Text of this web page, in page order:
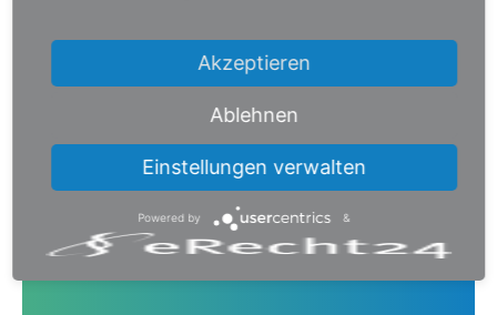
Akzeptieren
Ablehnen
Einstellungen verwalten
Powered by &